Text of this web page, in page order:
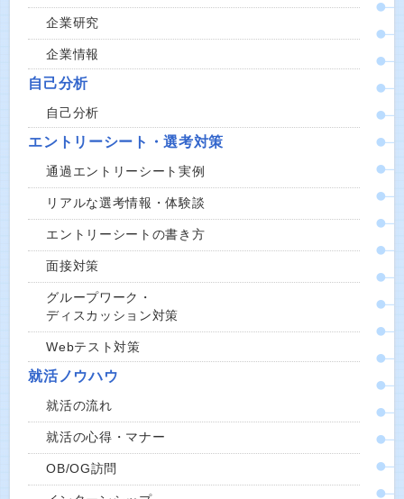
企業研究
企業情報
自己分析
自己分析
エントリーシート・選考対策
通過エントリーシート実例
リアルな選考情報・体験談
エントリーシートの書き方
面接対策
グループワーク・
ディスカッション対策
Webテスト対策
就活ノウハウ
就活の流れ
就活の心得・マナー
OB/OG訪問